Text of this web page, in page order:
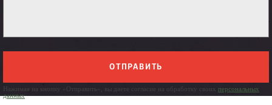
ОТПРАВИТЬ
Нажимая на кнопку «Отправить», вы даете согласие на обработку своих персональных
данных